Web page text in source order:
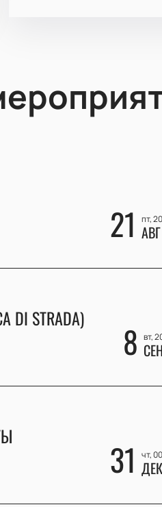
21 пт,
АВГ
STRADA)
8 вт,
31 чт,
ДЕК